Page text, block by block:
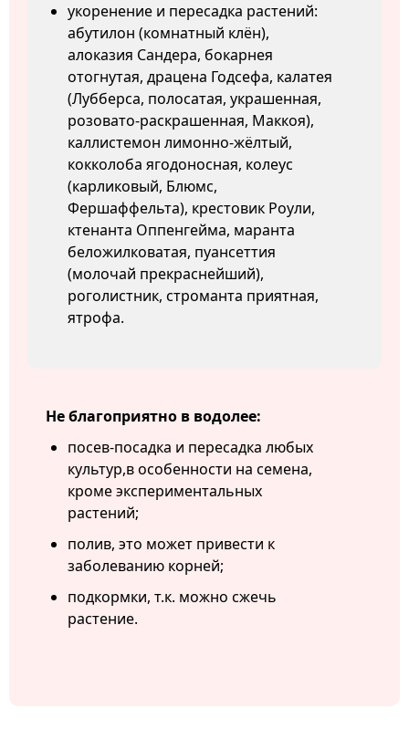
укоренение и пересадка растений:
абутилон (комнатный клён),
алоказия Сандера, бокарнея
отогнутая, драцена Годсефа, калатея
(Лубберса, полосатая, украшенная,
розовато-раскрашенная, Маккоя),
каллистемон лимонно-жёлтый,
кокколоба ягодоносная, колеус
(карликовый, Блюмс,
Фершаффельта), крестовик Роули,
ктенанта Оппенгейма, маранта
беложилковатая, пуансеттия
(молочай прекраснейший),
роголистник, строманта приятная,
ятрофа.
Не благоприятно в водолее:
посев-посадка и пересадка любых
культур,в особенности на семена,
кроме экспериментальных
растений;
полив, это может привести к
заболеванию корней;
подкормки, т.к. можно сжечь
растение.